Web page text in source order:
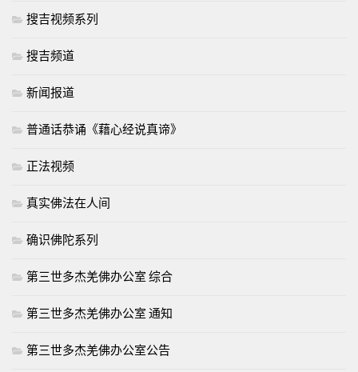
搜吉视频系列
搜吉频道
新闻报道
普通话恭诵《藉心经说真谛》
正法视频
真实佛法在人间
确识佛陀系列
第三世多杰羌佛办公室 综合
第三世多杰羌佛办公室 通知
第三世多杰羌佛办公室公告